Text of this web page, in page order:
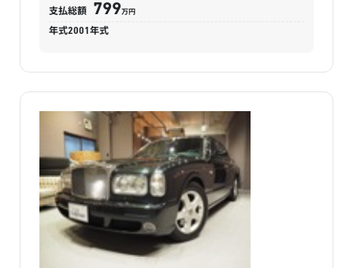
支払総額 799万円
年式2001 年式